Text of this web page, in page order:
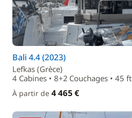
Bali 4.4 (2023)
Lefkas (Grèce)
4 Cabines • 8+2 Couchages • 45 ft
À partir de 4 465 €